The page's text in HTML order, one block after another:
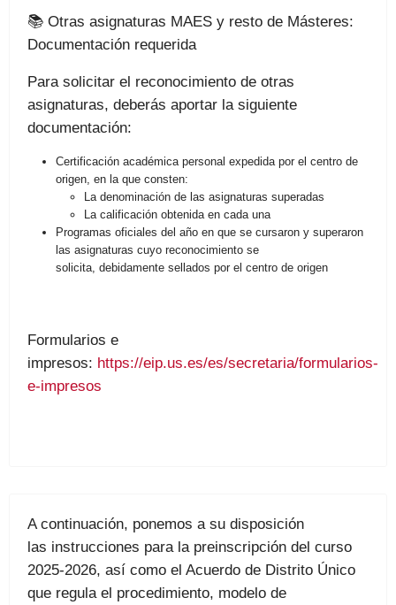
📚 Otras asignaturas MAES y resto de Másteres:
Documentación requerida
Para solicitar el reconocimiento de otras
asignaturas, deberás aportar la siguiente
documentación:
Certificación académica personal expedida por el centro de
origen, en la que consten:
La denominación de las asignaturas superadas
La calificación obtenida en cada una
Programas oficiales del año en que se cursaron y superaron
las asignaturas cuyo reconocimiento se
solicita, debidamente sellados por el centro de origen
Formularios e
impresos: https://eip.us.es/es/secretaria/formularios-
e-impresos
A continuación, ponemos a su disposición
las instrucciones para la preinscripción del curso
2025-2026, así como el Acuerdo de Distrito Único
que regula el procedimiento, modelo de